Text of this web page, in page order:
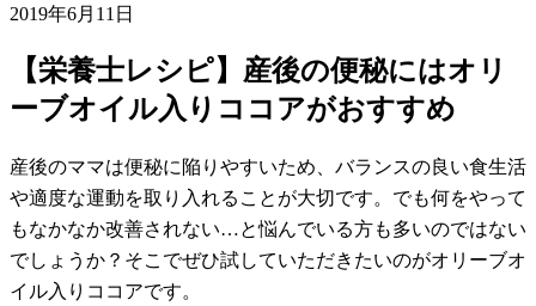
2019年6月11日
【栄養士レシピ】産後の便秘にはオリ
ーブオイル入りココアがおすすめ
産後のママは便秘に陥りやすいため、バランスの良い食生活
や適度な運動を取り入れることが大切です。でも何をやって
もなかなか改善されない…と悩んでいる方も多いのではない
でしょうか？そこでぜひ試していただきたいのがオリーブオ
イル入りココアです。